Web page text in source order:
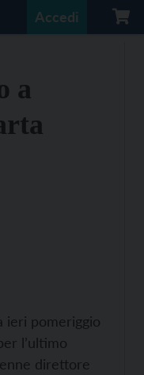
Accedi
a
ieri pomeriggio
l’ultimo
direttore